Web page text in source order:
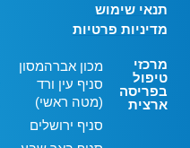
תנאי שימוש
מדיניות פרטיות
מרכזי
טיפול
בפריסה
ארצית
מכון אברהמסון
סניף עין ורד
(מטה ראשי)
סניף ירושלים